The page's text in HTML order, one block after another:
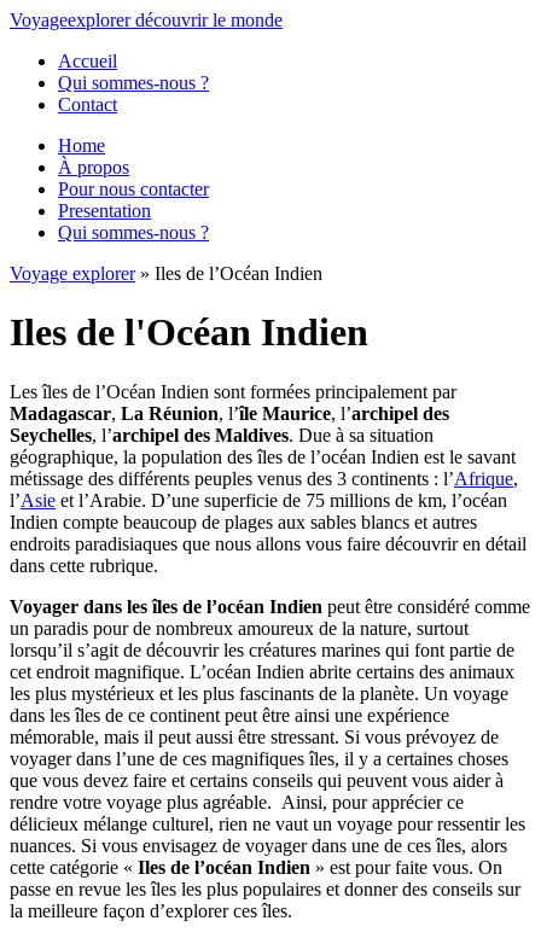
Voyageexplorer découvrirle monde
Accueil
Qui sommes-nous ?
Contact
Home
À propos
Pour nous contacter
Presentation
Qui sommes-nous ?
Voyage explorer» Iles de l’Océan Indien
Iles de l'Océan Indien
Les îles de l’Océan Indien sont formées principalement par
Madagascar, La Réunion, l’île Maurice, l’archipel des
Seychelles, l’archipel des Maldives. Due à sa situation
géographique, la population des îles de l’océan Indien est le savant
métissage des différents peuples venus des 3 continents : l’Afrique,
l’Asie et l’Arabie. D’une superficie de 75 millions de km, l’océan
Indien compte beaucoup de plages aux sables blancs et autres
endroits paradisiaques que nous allons vous faire découvrir en détail
dans cette rubrique.
Voyager dans les îles de l’océan Indien peut être considéré comme
un paradis pour de nombreux amoureux de la nature, surtout
lorsqu’il s’agit de découvrir les créatures marines qui font partie de
cet endroit magnifique. L’océan Indien abrite certains des animaux
les plus mystérieux et les plus fascinants de la planète. Un voyage
dans les îles de ce continent peut être ainsi une expérience
mémorable, mais il peut aussi être stressant. Si vous prévoyez de
voyager dans l’une de ces magnifiques îles, il y a certaines choses
que vous devez faire et certains conseils qui peuvent vous aider à
rendre votre voyage plus agréable. Ainsi, pour apprécier ce
délicieux mélange culturel, rien ne vaut un voyage pour ressentir les
nuances. Si vous envisagez de voyager dans une de ces îles, alors
cette catégorie « Iles de l’océan Indien » est pour faite vous. On
passe en revue les îles les plus populaires et donner des conseils sur
la meilleure façon d’explorer ces îles.